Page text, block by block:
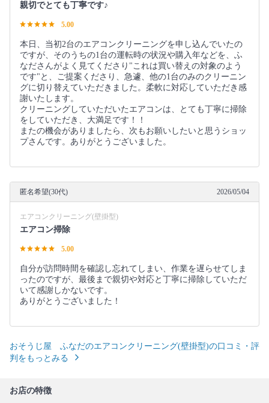
親切でとても丁寧です♪
5.00
本日、当初2台のエアコンクリーニングを申し込んでいたの
ですが、そのうちの1台の運転時の状況や購入年などを、ふ
なださんがよく見てくださり"これは買い替えの対象のよう
です"と、ご提案くださり、急遽、他の1台のみのクリーニン
グに切り替えていただきました。柔軟に対応していただき感
謝いたします。
クリーニングしていただいたエアコンは、とても丁寧に掃除
をしていただき、大満足です！！
またの機会がありましたら、次もお願いしたいと思うショッ
プさんです。ありがとうございました。
匿名希望(30代) 2026/05/04
エアコンクリーニング(壁掛型)
エアコン掃除
5.00
自分が訪問時間を確認し忘れてしまい、作業を遅らせてしま
ったのですが、最後まで親切や対応と丁寧に掃除していただ
いて感謝しかないです。
ありがとうございました！
おそうじ屋 ふなだのエアコンクリーニング(壁掛型)の口コミ・評
判をもっとみる
お店の特徴